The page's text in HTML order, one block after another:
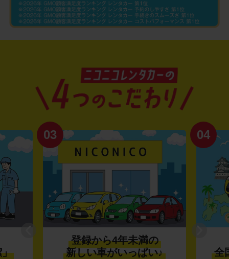
」
03
登録から4年未満の
新しい車がいっぱい♪
04
全